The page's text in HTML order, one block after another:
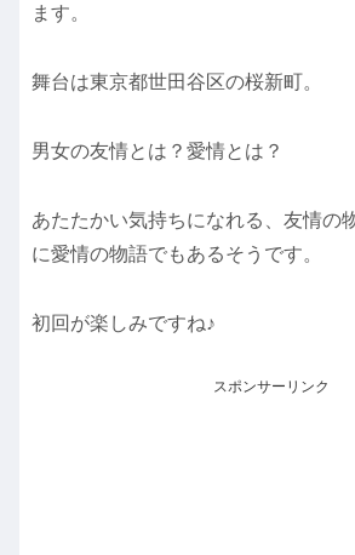
ます。
舞台は東京都世田谷区の桜新町。
男女の友情とは？愛情とは？
あたたかい気持ちになれる、友情の
に愛情の物語でもあるそうです。
初回が楽しみですね♪
スポンサーリンク